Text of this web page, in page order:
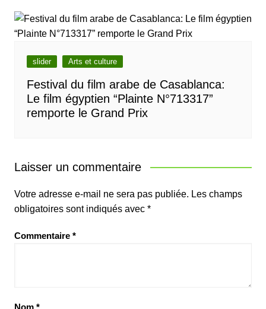
slider Arts et culture
Festival du film arabe de Casablanca:
Le film égyptien “Plainte N°713317”
remporte le Grand Prix
Laisser un commentaire
Votre adresse e-mail ne sera pas publiée. Les champs
obligatoires sont indiqués avec *
Commentaire *
Nom *